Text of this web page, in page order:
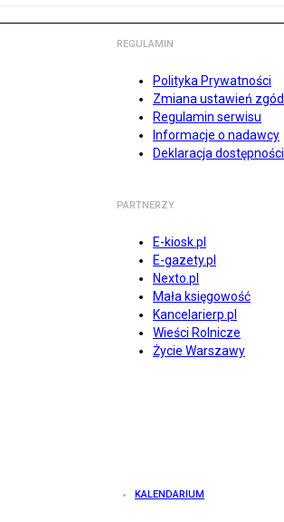
REGULAMIN
Polityka Prywatności
Zmiana ustawień zgód
Regulamin serwisu
Informacje o nadawcy
Deklaracja dostępności
PARTNERZY
E-kiosk.pl
E-gazety.pl
Nexto.pl
Mała księgowość
Kancelarierp.pl
Wieści Rolnicze
Życie Warszawy
KALENDARIUM